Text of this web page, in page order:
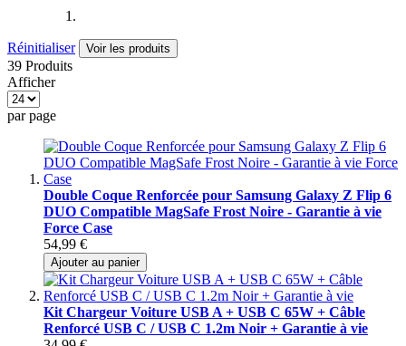
Réinitialiser Voir les produits
39 Produits
Afficher
par page
Double Coque Renforcée pour Samsung Galaxy Z Flip 6
DUO Compatible MagSafe Frost Noire - Garantie à vie
Force Case
54,99 €
Ajouter au panier
Kit Chargeur Voiture USB A + USB C 65W + Câble
Renforcé USB C / USB C 1.2m Noir + Garantie à vie